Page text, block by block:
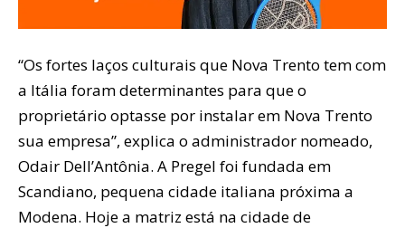
“Os fortes laços culturais que Nova Trento tem com
a Itália foram determinantes para que o
proprietário optasse por instalar em Nova Trento
sua empresa”, explica o administrador nomeado,
Odair Dell’Antônia. A Pregel foi fundada em
Scandiano, pequena cidade italiana próxima a
Modena. Hoje a matriz está na cidade de